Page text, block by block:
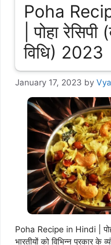
Poha
| पोहा
विधि) 2023
January 17, 2023 by
Poha Recipe in Hindi |
भारतीयों को विभिन्न प्रकार